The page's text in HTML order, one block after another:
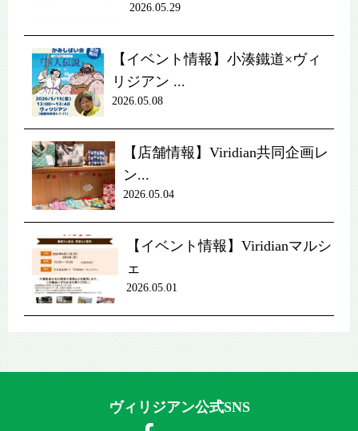
2026.05.29
【イベント情報】小湊鐵道×ヴィ
リジアン ...
2026.05.08
【店舗情報】Viridian共同企画レ
ン...
2026.05.04
【イベント情報】Viridianマルシ
ェ
2026.05.01
ヴィリジアン公式SNS